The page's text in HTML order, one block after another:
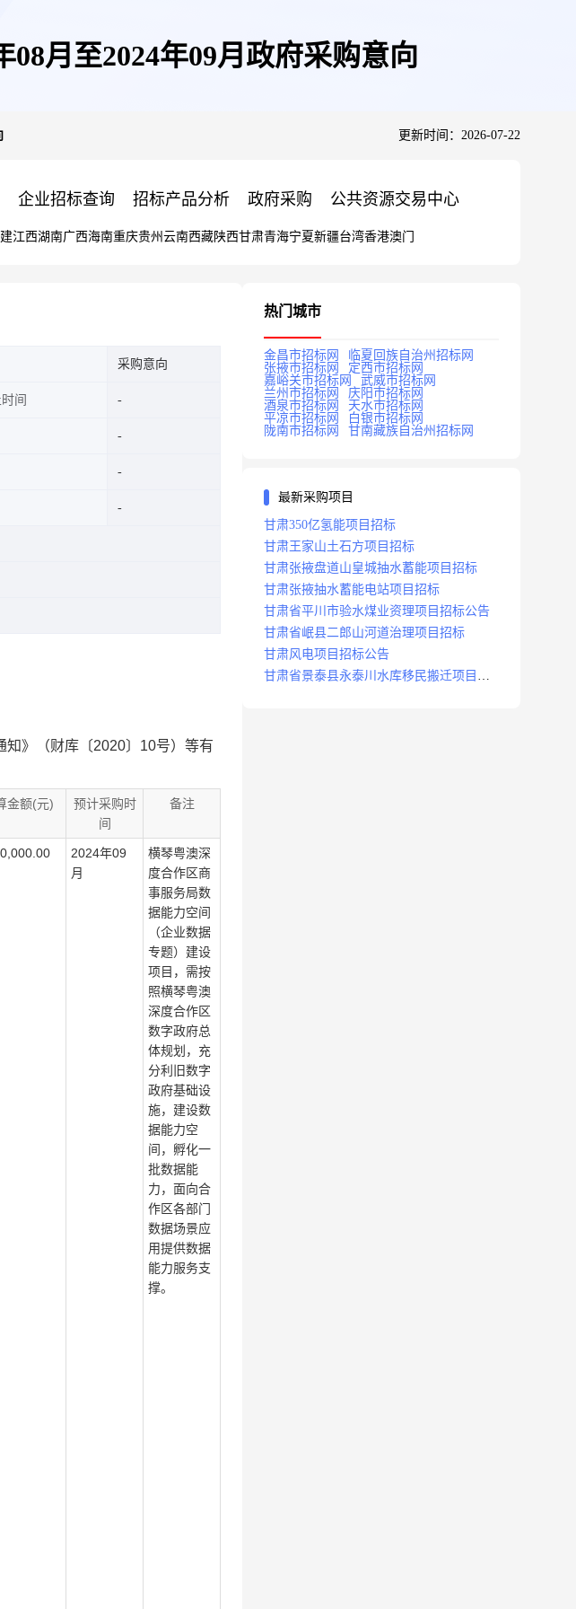
月至2024年09月政府采购意向
更新时间：2026-07-22
企业招标查询 招标产品分析 政府采购 公共资源交易中心
江西湖南广西海南重庆贵州 云南西藏陕西甘肃青海宁夏新疆台湾香港澳门
采购意向
间
》（财库〔2020〕10号）等有
金额(元)
预计采购时
间
备注
2024年09
月
横琴粤澳深
度合作区商
事服务局数
据能力空间
（企业数据
专题）建设
项目，需按
照横琴粤澳
深度合作区
数字政府总
体规划，充
分利旧数字
政府基础设
施，建设数
据能力空
间，孵化一
批数据能
力，面向合
作区各部门
数据场景应
用提供数据
能力服务支
撑。
热门城市
金昌市招标网
临夏回族自治州招标网
张掖市招标网
定西市招标网
嘉峪关市招标网
武威市招标网
兰州市招标网
庆阳市招标网
酒泉市招标网
天水市招标网
平凉市招标网
白银市招标网
陇南市招标网
甘南藏族自治州招标网
最新采购项目
甘肃350亿氢能项目招标
甘肃王家山土石方项目招标
甘肃张掖盘道山皇城抽水蓄能项目招标
甘肃张掖抽水蓄能电站项目招标
甘肃省平川市验水煤业资理项目招标公告
甘肃省岷县二郎山河道治理项目招标
甘肃风电项目招标公告
甘肃省景泰县永泰川水库移民搬迁项目招